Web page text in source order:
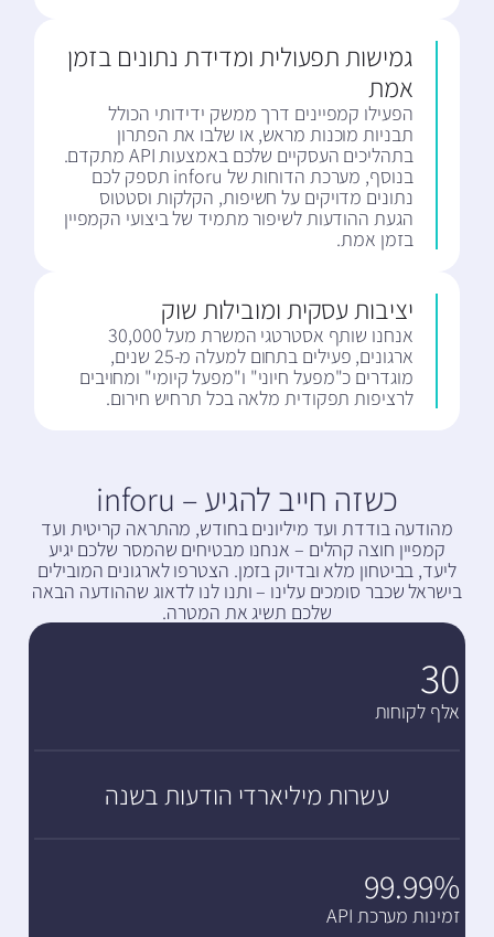
גמישות תפעולית ומדידת נתונים בזמן
אמת
הפעילו קמפיינים דרך ממשק ידידותי הכולל
תבניות מוכנות מראש, או שלבו את הפתרון
בתהליכים העסקיים שלכם באמצעות API מתקדם.
בנוסף, מערכת הדוחות של inforu תספק לכם
נתונים מדויקים על חשיפות, הקלקות וסטטוס
הגעת ההודעות לשיפור מתמיד של ביצועי הקמפיין
בזמן אמת.
יציבות עסקית ומובילות שוק
אנחנו שותף אסטרטגי המשרת מעל 30,000
ארגונים, פעילים בתחום למעלה מ-25 שנים,
מוגדרים כ"מפעל חיוני" ו"מפעל קיומי" ומחויבים
לרציפות תפקודית מלאה בכל תרחיש חירום.
כשזה חייב להגיע – inforu
מהודעה בודדת ועד מיליונים בחודש, מהתראה קריטית ועד
קמפיין חוצה קהלים – אנחנו מבטיחים שהמסר שלכם יגיע
ליעד, בביטחון מלא ובדיוק בזמן. הצטרפו לארגונים המובילים
בישראל שכבר סומכים עלינו – ותנו לנו לדאוג שההודעה הבאה
שלכם תשיג את המטרה.
30
אלף לקוחות
עשרות מיליארדי הודעות בשנה
99.99%
זמינות מערכת API